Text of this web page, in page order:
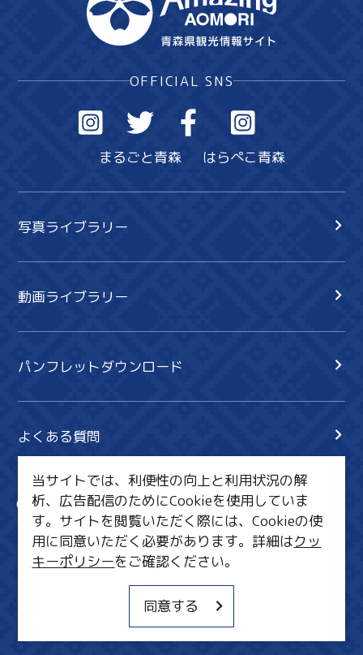
OFFICIAL SNS
まるごと青森 はらぺこ青森
写真ライブラリー
動画ライブラリー
パンフレットダウンロード
よくある質問
サイト内検索
共有
行きたいリスト
MICE・教育・観光事業者の皆様へ
当サイトでは、利便性の向上と利用状況の解
析、広告配信のためにCookieを使用していま
す。サイトを閲覧いただく際には、Cookieの使
用に同意いただく必要があります。詳細はクッ
キーポリシーをご確認ください。
同意する